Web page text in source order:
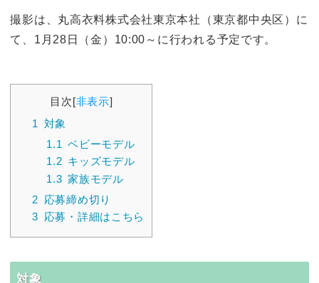
撮影は、丸高衣料株式会社東京本社（東京都中央区）に
て、1月28日（金）10:00～に行われる予定です。
目次[非表示]
1 対象
1.1 ベビーモデル
1.2 キッズモデル
1.3 家族モデル
2 応募締め切り
3 応募・詳細はこちら
対象